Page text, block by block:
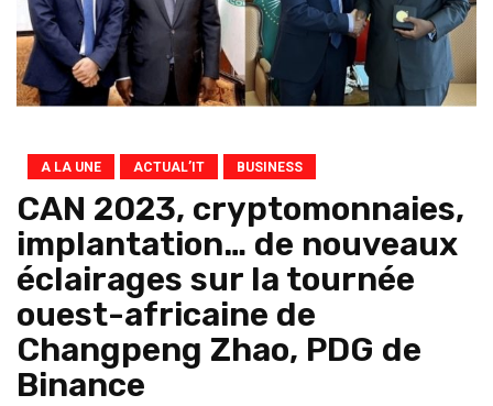
A LA UNE ACTUAL’IT BUSINESS
CAN 2023, cryptomonnaies,
implantation… de nouveaux
éclairages sur la tournée
ouest-africaine de
Changpeng Zhao, PDG de
Binance